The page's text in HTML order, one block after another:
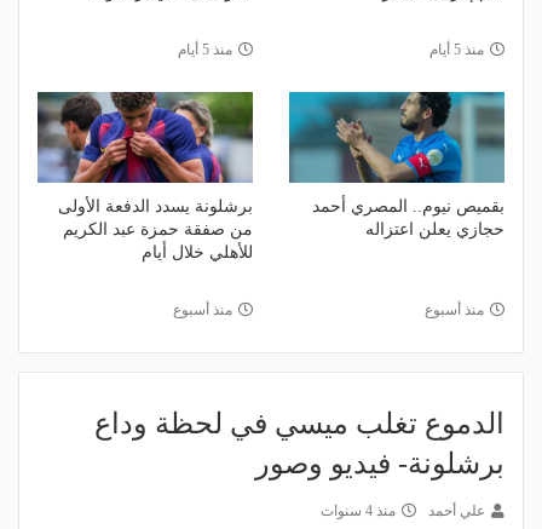
منذ 5 أيام منذ 5 أيام
بقميص نيوم.. المصري أحمد
حجازي يعلن اعتزاله
منذ أسبوع
برشلونة يسدد الدفعة الأولى
من صفقة حمزة عبد الكريم
للأهلي خلال أيام
منذ أسبوع
الدموع تغلب ميسي في لحظة وداع
برشلونة- فيديو وصور
علي أحمد منذ 4 سنوات